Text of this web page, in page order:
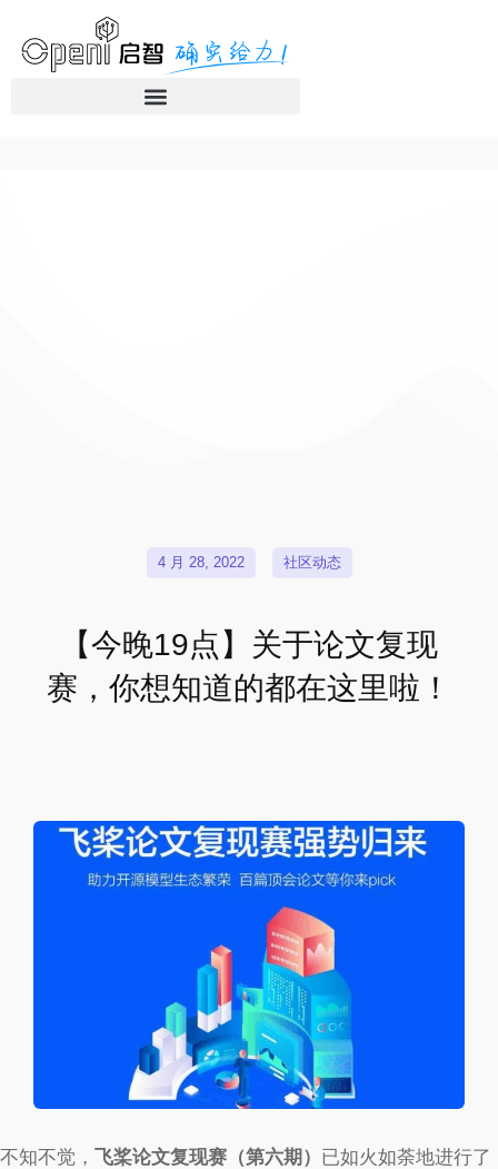
4 月 28, 2022 社区动态
【今晚19点】关于论文复现
赛，你想知道的都在这里啦！
不知不觉， 飞桨论文复现赛（第六期） 已如火如荼地进行了